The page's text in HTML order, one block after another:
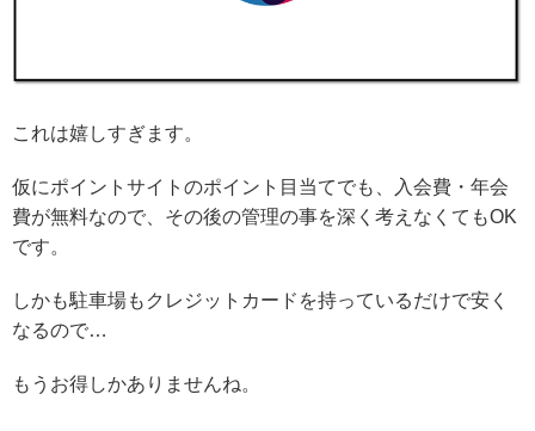
これは嬉しすぎます。
仮にポイントサイトのポイント目当てでも、入会費・年会
費が無料なので、その後の管理の事を深く考えなくてもOK
です。
しかも駐車場もクレジットカードを持っているだけで安く
なるので…
もうお得しかありませんね。